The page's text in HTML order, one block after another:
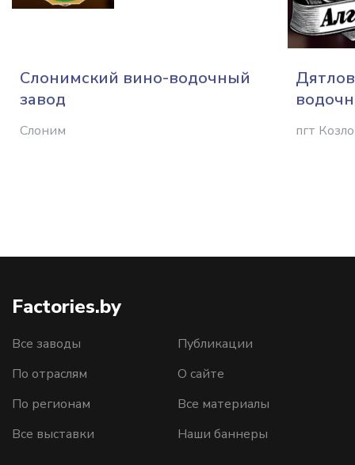
Слонимский вино-водочный
завод
Слоним пгт
Factories.by
Все заводы
По отраслям
По регионам
Все выставки
Публикации
О сайте
Все материалы
Наши баннеры